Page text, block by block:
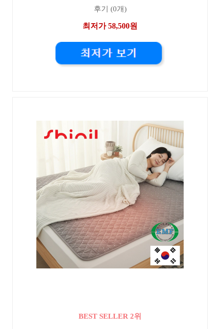
후기 (0개)
최저가 58,500원
BEST SELLER 2위